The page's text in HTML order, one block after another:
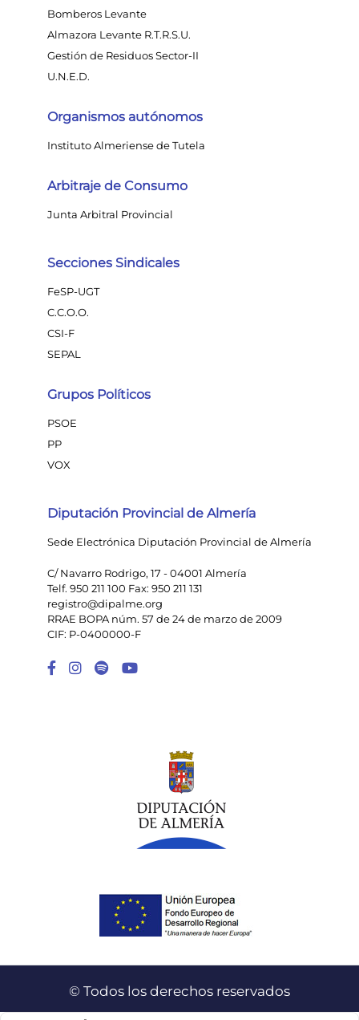
Bomberos Levante
Almazora Levante R.T.R.S.U.
Gestión de Residuos Sector-II
U.N.E.D.
Organismos autónomos
Instituto Almeriense de Tutela
Arbitraje de Consumo
Junta Arbitral Provincial
Secciones Sindicales
FeSP-UGT
C.C.O.O.
CSI-F
SEPAL
Grupos Políticos
PSOE
PP
VOX
Diputación Provincial de Almería
Sede Electrónica Diputación Provincial de Almería
C/ Navarro Rodrigo, 17 - 04001 Almería
Telf. 950 211 100 Fax: 950 211 131
registro@dipalme.org
RRAE BOPA núm. 57 de 24 de marzo de 2009
CIF: P-0400000-F
Enlace a Facebook
Enlace a Instagram
Enlace a Spotify Playlist
Enlace a Youtube
© Todos los derechos reservados